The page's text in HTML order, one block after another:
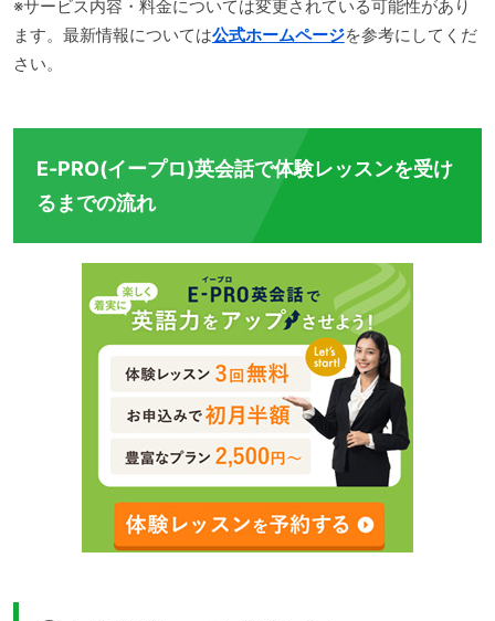
※サービス内容・料金については変更されている可能性があり
ます。最新情報については公式ホームページを参考にしてくだ
さい。
E-PRO(イープロ)英会話で体験レッスンを受け
るまでの流れ